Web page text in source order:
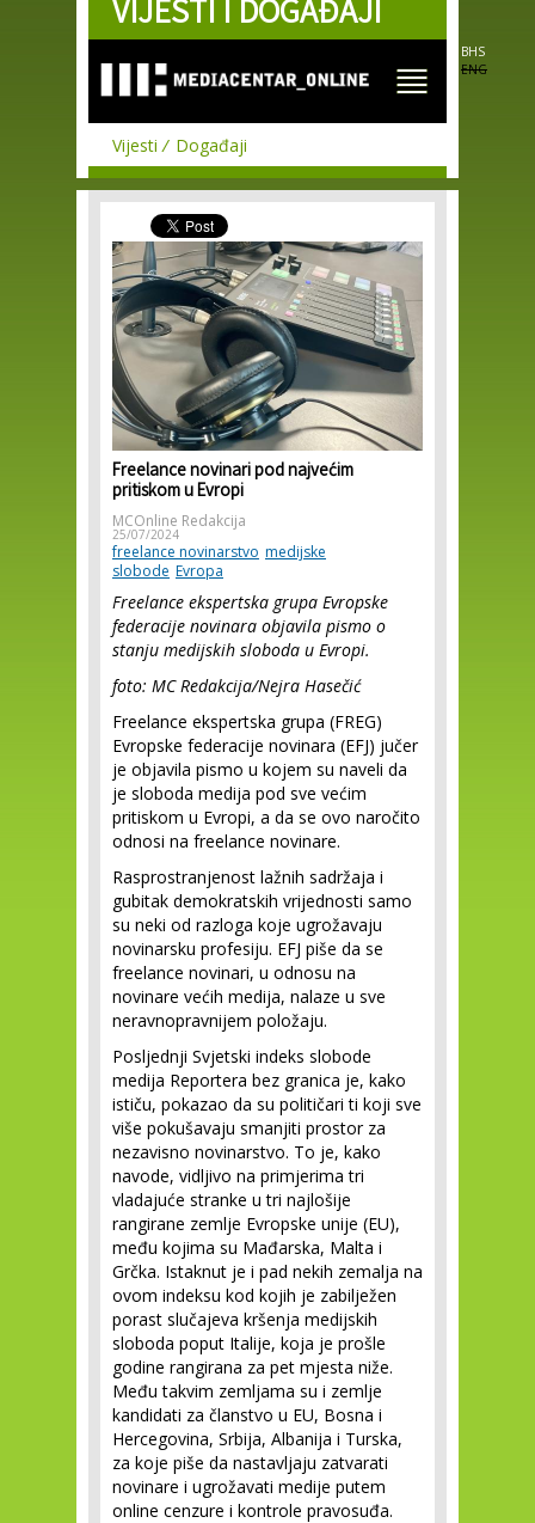
Skip to
main
VIJESTI I DOGAĐAJI
BHS
ENG
Vijesti Događaji
Freelance novinari pod najvećim
pritiskom u Evropi
MCOnline Redakcija
25/07/2024
freelance novinarstvo medijske
slobode Evropa
Freelance ekspertska grupa Evropske
federacije novinara objavila pismo o
stanju medijskih sloboda u Evropi.
foto: MC Redakcija/Nejra Hasečić
Freelance ekspertska grupa (FREG)
Evropske federacije novinara (EFJ) jučer
je objavila pismo u kojem su naveli da
je sloboda medija pod sve većim
pritiskom u Evropi, a da se ovo naročito
odnosi na freelance novinare.
Rasprostranjenost lažnih sadržaja i
gubitak demokratskih vrijednosti samo
su neki od razloga koje ugrožavaju
novinarsku profesiju. EFJ piše da se
freelance novinari, u odnosu na
novinare većih medija, nalaze u sve
neravnopravnijem položaju.
Posljednji Svjetski indeks slobode
medija Reportera bez granica je, kako
ističu, pokazao da su političari ti koji sve
više pokušavaju smanjiti prostor za
nezavisno novinarstvo. To je, kako
navode, vidljivo na primjerima tri
vladajuće stranke u tri najlošije
rangirane zemlje Evropske unije (EU),
među kojima su Mađarska, Malta i
Grčka. Istaknut je i pad nekih zemalja na
ovom indeksu kod kojih je zabilježen
porast slučajeva kršenja medijskih
sloboda poput Italije, koja je prošle
godine rangirana za pet mjesta niže.
Među takvim zemljama su i zemlje
kandidati za članstvo u EU, Bosna i
Hercegovina, Srbija, Albanija i Turska,
za koje piše da nastavljaju zatvarati
novinare i ugrožavati medije putem
online cenzure i kontrole pravosuđa.